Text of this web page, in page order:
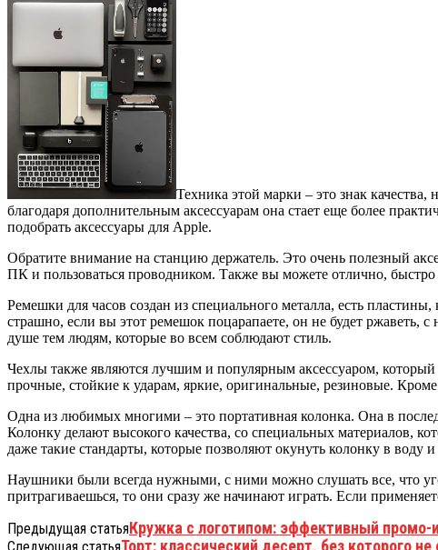
Техника этой марки – это знак
благодаря дополнительным аксессуарам она стает еще более
подобрать аксессуары для Apple.
Обратите внимание на станцию держатель. Это очень полезный
ПК и пользоваться проводником. Также вы можете отлично,
Ремешки для часов создан из специального металла, есть
страшно, если вы этот ремешок поцарапаете, он не будет ржаветь,
душе тем людям, которые во всем соблюдают стиль.
Чехлы также являются лучшим и популярным аксессуаром,
прочные, стойкие к ударам, яркие, оригинальные, резиновые.
Одна из любимых многими – это портативная колонка. Она в
Колонку делают высокого качества, со специальных материалов,
даже такие стандарты, которые позволяют окунуть колонку в воду и
Наушники были всегда нужными, с ними можно слушать все, что
притрагиваешься, то они сразу же начинают играть. Если
Предыдущая статьяКружка с логотипом: эффективный
Торт: классический десерт, без которого